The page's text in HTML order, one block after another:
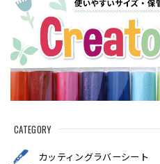
CATEGORY
カッティングラバーシート